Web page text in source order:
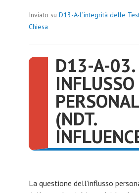
Inviato su D13-A-L’integrità delle
Chiesa
D13-A-03.
INFLUSSO
(NDT.
La questione dell’influsso